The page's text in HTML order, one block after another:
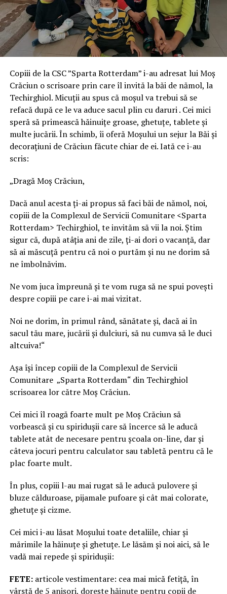
Copiii de la CSC ”Sparta Rotterdam” i-au adresat lui Moș
Crăciun o scrisoare prin care îl invită la băi de nămol, la
Techirghiol. Micuții au spus că moșul va trebui să se
refacă după ce le va aduce sacul plin cu daruri . Cei mici
speră să primească hăinuițe groase, ghetuțe, tablete și
multe jucării. În schimb, îi oferă Moșului un sejur la Băi şi
decoraţiuni de Crăciun făcute chiar de ei. Iată ce i-au
scris:
„Dragă Moș Crăciun,
Dacă anul acesta ți-ai propus să faci băi de nămol, noi,
copiii de la Complexul de Servicii Comunitare <Sparta
Rotterdam> Techirghiol, te invităm să vii la noi. Știm
sigur că, după atâția ani de zile, ți-ai dori o vacanță, dar
să ai măscuță pentru că noi o purtăm și nu ne dorim să
ne îmbolnăvim.
Ne vom juca împreună și te vom ruga să ne spui povești
despre copiii pe care i-ai mai vizitat.
Noi ne dorim, în primul rând, sănătate și, dacă ai în
sacul tău mare, jucării și dulciuri, să nu cumva să le duci
altcuiva!“
Așa își încep copiii de la Complexul de Servicii
Comunitare „Sparta Rotterdam“ din Techirghiol
scrisoarea lor către Moș Crăciun.
Cei mici îl roagă foarte mult pe Moș Crăciun să
vorbească și cu spiridușii care să încerce să le aducă
tablete atât de necesare pentru școala on-line, dar și
câteva jocuri pentru calculator sau tabletă pentru că le
plac foarte mult.
În plus, copiii l-au mai rugat să le aducă pulovere și
bluze călduroase, pijamale pufoare și cât mai colorate,
ghetuțe și cizme.
Cei mici i-au lăsat Moșului toate detaliile, chiar și
mărimile la hăinuțe și ghetuțe. Le lăsăm și noi aici, să le
vadă mai repede și spiridușii:
FETE: articole vestimentare: cea mai mică fetiță, în
vârstă de 5 anișori, dorește hăinuțe pentru copii de